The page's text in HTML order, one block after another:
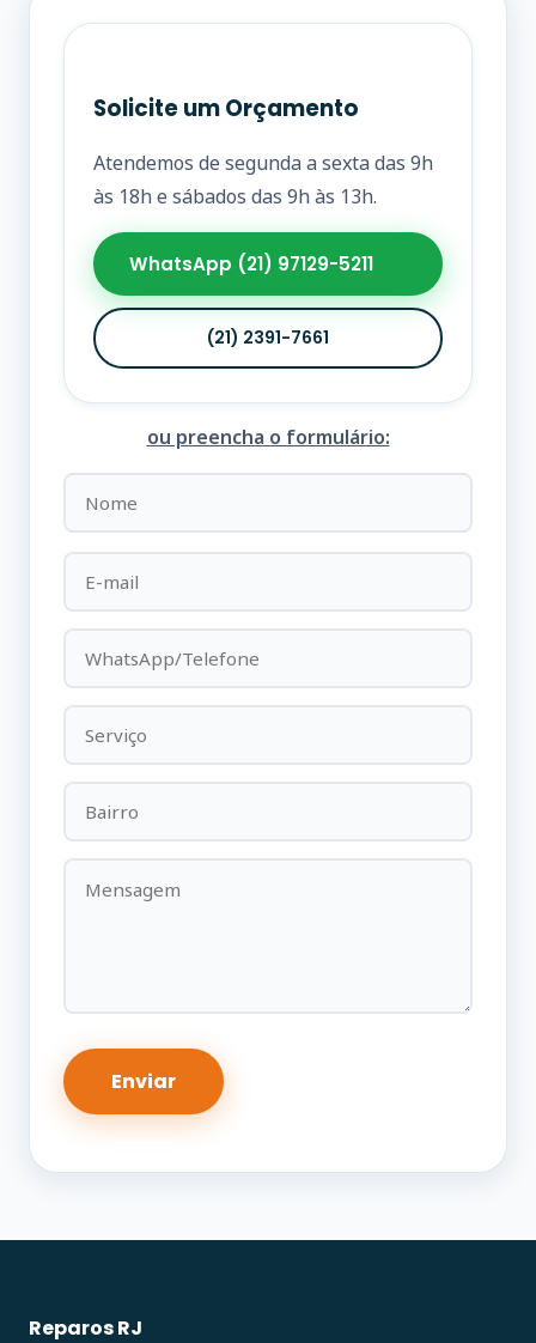
Solicite um Orçamento
Atendemos de segunda a sexta das 9h
às 18h e sábados das 9h às 13h.
WhatsApp (21) 97129-5211
(21) 2391-7661
ou preencha o formulário:
Reparos RJ